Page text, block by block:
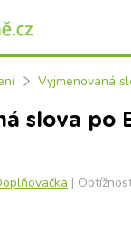
Vyjmenovaná
slova po
|